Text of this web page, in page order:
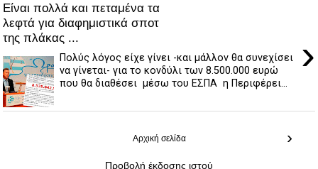
Είναι πολλά και πεταμένα τα
λεφτά για διαφημιστικά σποτ
της πλάκας ...
›
Πολύς λόγος είχε γίνει -και μάλλον θα συνεχίσει
να γίνεται- για το κονδύλι των 8.500.000 ευρώ
που θα διαθέσει μέσω του ΕΣΠΑ η Περιφέρει...
›
Αρχική σελίδα
Προβολή έκδοσης ιστού